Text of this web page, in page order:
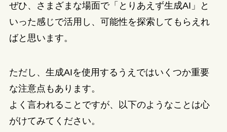
ぜひ、さまざまな場面で「とりあえず生成AI」と
いった感じで活用し、可能性を探索してもらえれ
ばと思います。
ただし、生成AIを使用するうえではいくつか重要
な注意点もあります。
よく言われることですが、以下のようなことは心
がけてみてください。